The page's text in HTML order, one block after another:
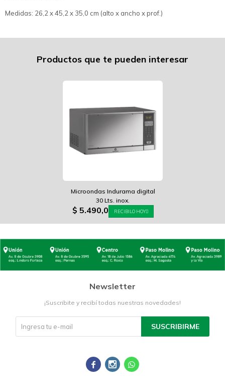
Medidas: 26,2 x 45,2 x 35,0 cm (alto x ancho x prof.)
Productos que te pueden interesar
Microondas Indurama digital
30 Lts. inox.
$ 5.490,0 RECIBILO HOY
Newsletter
¡Suscribite y recibí todas nuestras novedades!
SUSCRIBIRME
  